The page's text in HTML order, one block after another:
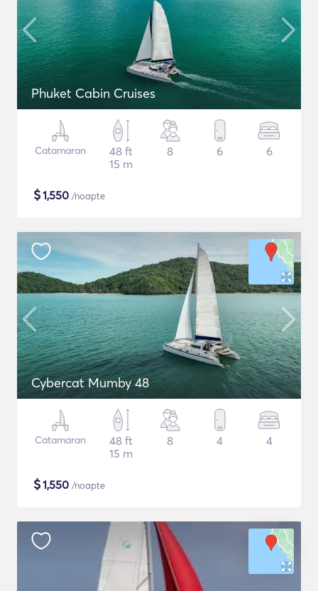
Phuket Cabin Cruises
Catamaran
48 ft
15 m
8 6 6
$1,550 /noapte
Cybercat Mumby 48
Catamaran
48 ft
15 m
8 4 4
$1,550 /noapte